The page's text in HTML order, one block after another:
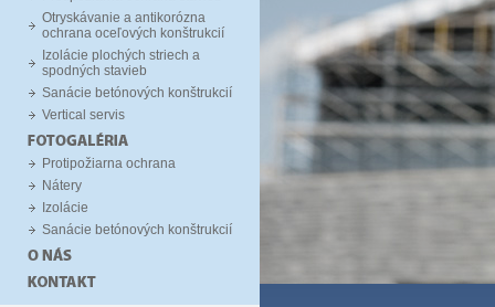
Otryskávanie a antikorózna
ochrana oceľových konštrukcií
Izolácie plochých striech a
spodných stavieb
Sanácie betónových konštrukcií
Vertical servis
Protipožiarna ochrana
Nátery
Izolácie
Sanácie betónových konštrukcií